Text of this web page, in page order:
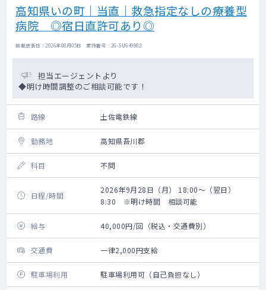
高知県いの町｜当直｜救急指定なしの療養型
病院 ◎宿日直許可あり◎
掲載更新日 : 2026年08月05日 案件番号 : 26-SU649982
担当エージェントより
◆明け時間調整のご相談可能です！
路線 土佐電鉄線
勤務地 高知県吾川郡
科目 不問
日程/時間
2026年9月28日（月） 18:00～（翌日）
8:30 ※明け時間 相談可能
給与 40,000円/回（税込・交通費別）
交通費 一律2,000円支給
駐車場利用 駐車場利用可（自己負担なし）